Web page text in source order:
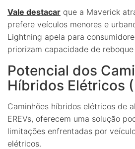
Vale destacar que a Maverick
prefere veículos menores e
Lightning apela para
priorizam capacidade de
Potencial dos
Híbridos Elétricos
Caminhões híbridos elétricos de
EREVs, oferecem uma solução
limitações enfrentadas por
elétricos.